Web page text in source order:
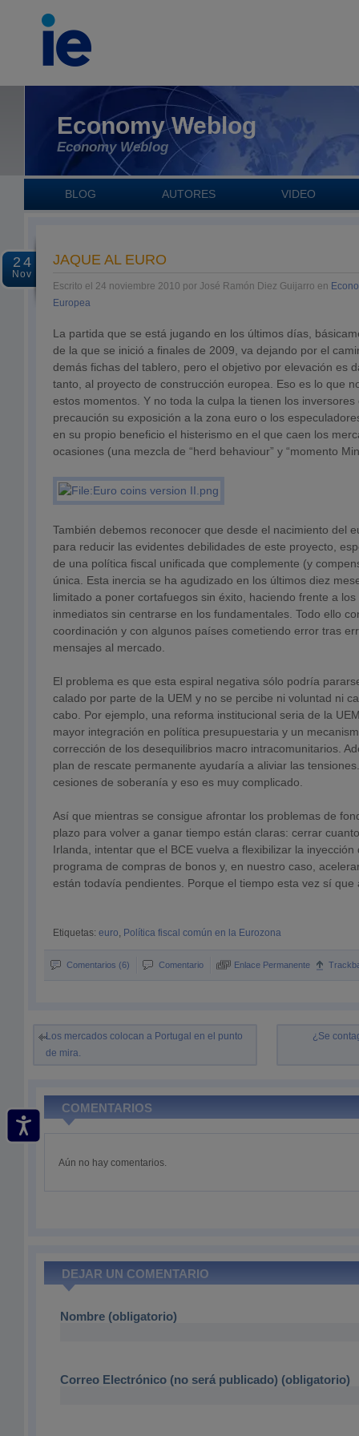
Economy Weblog
Economy Weblog
BLOG AUTORES VIDEO
24
Nov
JAQUE AL EURO
Escrito el 24 noviembre 2010 por José Ramón Diez Guijarro en
Europea
La partida que se está jugando en los últimos días,
de la que se inició a finales de 2009, va dejando por el
demás fichas del tablero, pero el objetivo por elevación es
tanto, al proyecto de construcción europea. Eso es lo que
estos momentos. Y no toda la culpa la tienen los
precaución su exposición a la zona euro o los
en su propio beneficio el histerismo en el que caen los
ocasiones (una mezcla de “herd behaviour” y “momento
También debemos reconocer que desde el nacimiento del
para reducir las evidentes debilidades de este proyecto,
de una política fiscal unificada que complemente (y
única. Esta inercia se ha agudizado en los últimos diez
limitado a poner cortafuegos sin éxito, haciendo frente a
inmediatos sin centrarse en los fundamentales. Todo ello
coordinación y con algunos países cometiendo error tras
mensajes al mercado.
El problema es que esta espiral negativa sólo podría
calado por parte de la UEM y no se percibe ni voluntad ni
cabo. Por ejemplo, una reforma institucional seria de la
mayor integración en política presupuestaria y un
corrección de los desequilibrios macro intracomunitarios.
plan de rescate permanente ayudaría a aliviar las
cesiones de soberanía y eso es muy complicado.
Así que mientras se consigue afrontar los problemas de
plazo para volver a ganar tiempo están claras: cerrar
Irlanda, intentar que el BCE vuelva a flexibilizar la
programa de compras de bonos y, en nuestro caso,
están todavía pendientes. Porque el tiempo esta vez sí que
Etiquetas: euro, Política fiscal común en la Eurozona
Comentarios (6) Comentario Enlace Permanente
Los mercados colocan a Portugal en el punto
de mira.
¿Se
COMENTARIOS
Aún no hay comentarios.
DEJAR UN COMENTARIO
Nombre (obligatorio)
Correo Electrónico (no será publicado) (obligatorio)